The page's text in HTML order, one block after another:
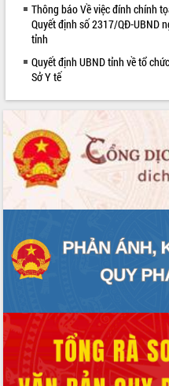
Bí thư Tỉnh ủy Lương Nguyễn Minh
Triết thăm, tặng quà người có công với
Rà soát, hoàn thiện hệ thống thiết chế
phát triển mới
mặt Đoàn chuyên gia y tế TP. Hồ Chí
Minh
Lễ truy điệu và an táng hài cốt liệt sĩ
tại Nghĩa trang Liệt sĩ xã Sơn Hòa
Bàn giải pháp tháo gỡ khó khăn trong
định EUDR
Thứ trưởng Bộ Nông nghiệp và Môi
trường Nguyễn Hoàng Hiệp khảo sát
Trình diễn nghệ thuật chế biến các
món ăn từ sầu riêng
Đắk Lắk công bố Quy hoạch và xúc
tiến đầu tư tỉnh
Thông báo Về việc đính chính
Quyết định số 2317/QĐ-UBND
tỉnh
Quyết định UBND tỉnh về tổ
Sở Y tế